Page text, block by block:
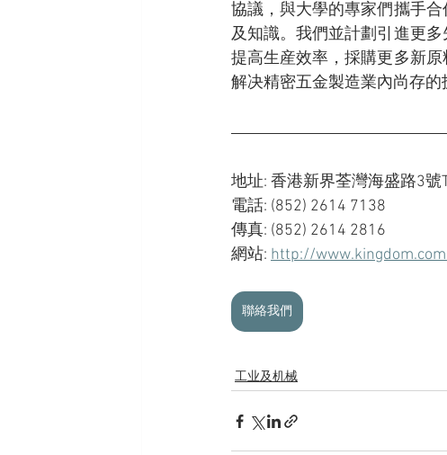
協議，與大學的專家們攜手
及知識。我們並計劃引進更
提高生産效率，採購更多新
解决精密五金製造業內尚存
地址: 香港新界荃灣海盛路3號
電話: (852) 2614 7138
傳真: (852) 2614 2816
網站: http://
聯絡我們
工业及机械